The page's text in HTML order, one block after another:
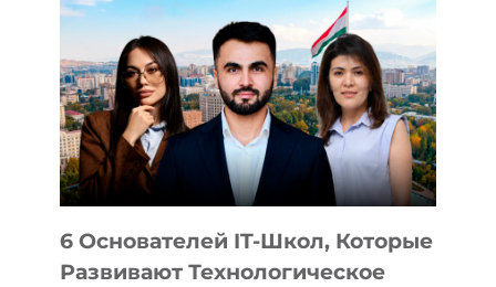
ВНЕШНЕГО
ВИДА
НОВОГО
УСТРОЙСТВА
ОТ
OPENAI
6 Основателей IT-Школ, Которые
Развивают Технологическое